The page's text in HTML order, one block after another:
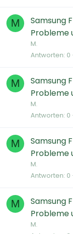
M
Samsung
Probleme
M.
Antworten 0
M
Samsung
Probleme
M.
Antworten 0
M
Samsung
Probleme
M.
Antworten 0
M
Samsung
Probleme
M.